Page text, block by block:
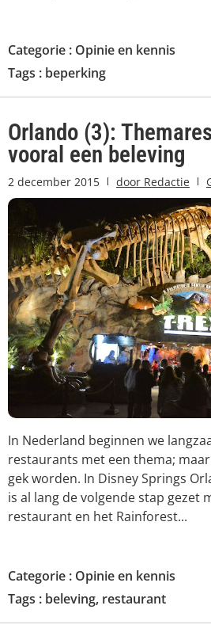
Categorie : Opinie en kennis
Tags : beperking
Orlando (3):
vooral een beleving
2 december 2015 door Redactie
In Nederland beginnen we
restaurants met een thema;
gek worden. In Disney Springs
is al lang de volgende stap gezet
restaurant en het Rainforest...
Categorie : Opinie en kennis
Tags : beleving, restaurant